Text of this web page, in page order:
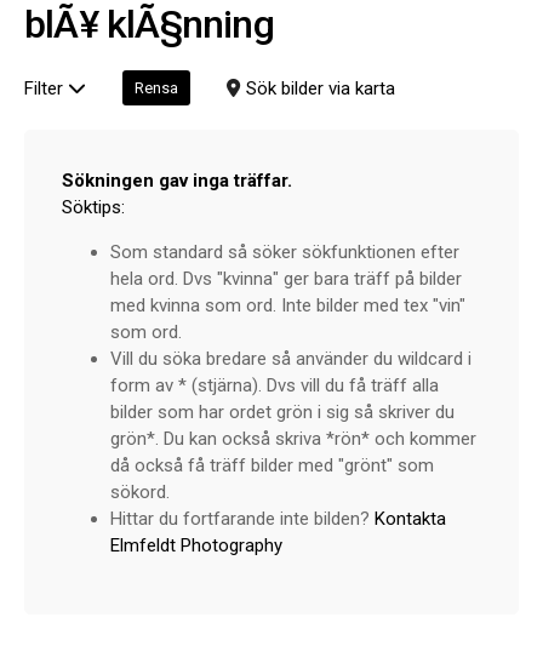
blÃ¥ klÃ§nning
Filter Rensa Sök bilder via karta
Sökningen gav inga träffar.
Söktips:
Som standard så söker sökfunktionen efter
hela ord. Dvs "kvinna" ger bara träff på bilder
med kvinna som ord. Inte bilder med tex "vin"
som ord.
Vill du söka bredare så använder du wildcard i
form av * (stjärna). Dvs vill du få träff alla
bilder som har ordet grön i sig så skriver du
grön*. Du kan också skriva *rön* och kommer
då också få träff bilder med "grönt" som
sökord.
Hittar du fortfarande inte bilden? Kontakta
Elmfeldt Photography